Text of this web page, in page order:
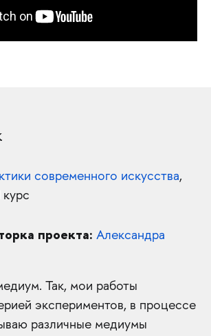
современного искусства,
курс
проекта: Александра
Так, мои работы
экспериментов, в процессе
различные медиумы